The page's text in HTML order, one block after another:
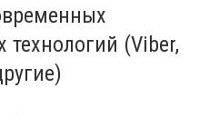
(Viber,